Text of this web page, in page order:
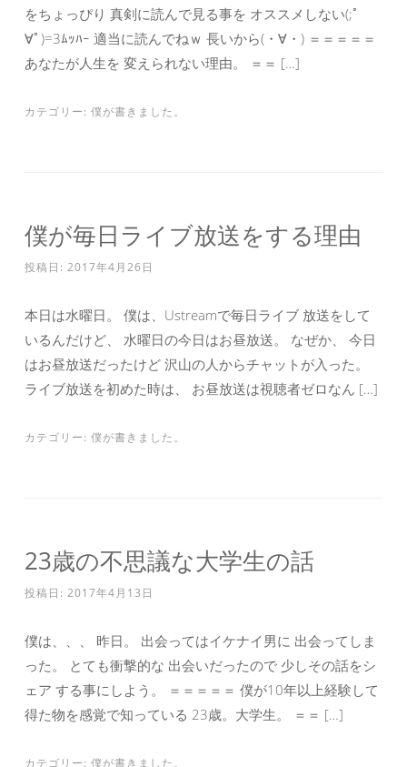
をちょっぴり 真剣に読んで見る事を オススメしない(;ﾟ
∀ﾟ)=3ﾑｯﾊｰ 適当に読んでねｗ 長いから(・∀・) ＝＝＝＝＝
あなたが人生を 変えられない理由。 ＝＝ […]
カテゴリー: 僕が書きました。
僕が毎日ライブ放送をする理由
投稿日: 2017年4月26日
本日は水曜日。 僕は、Ustreamで毎日ライブ 放送をして
いるんだけど、 水曜日の今日はお昼放送。 なぜか、 今日
はお昼放送だったけど 沢山の人からチャットが入った。
ライブ放送を初めた時は、 お昼放送は視聴者ゼロなん […]
カテゴリー: 僕が書きました。
23歳の不思議な大学生の話
投稿日: 2017年4月13日
僕は、、、 昨日。 出会ってはイケナイ男に 出会ってしま
った。 とても衝撃的な 出会いだったので 少しその話をシ
ェア する事にしよう。 ＝＝＝＝＝ 僕が10年以上経験して
得た物を感覚で知っている 23歳。大学生。 ＝＝ […]
カテゴリー: 僕が書きました。